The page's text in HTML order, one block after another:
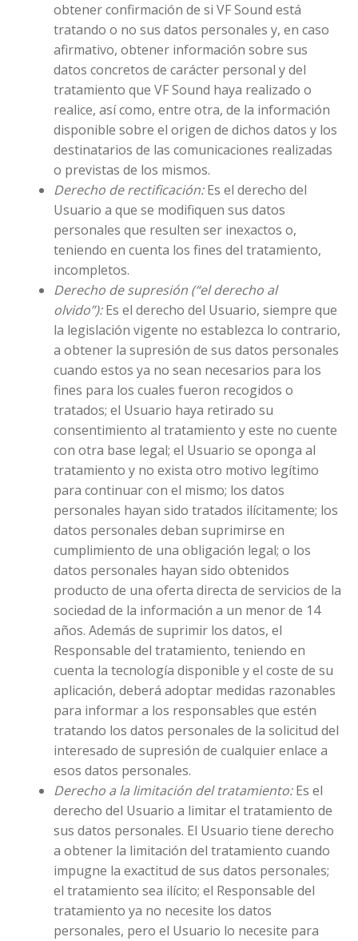
obtener confirmación de si VF Sound está
tratando o no sus datos personales y, en caso
afirmativo, obtener información sobre sus
datos concretos de carácter personal y del
tratamiento que VF Sound haya realizado o
realice, así como, entre otra, de la información
disponible sobre el origen de dichos datos y los
destinatarios de las comunicaciones realizadas
o previstas de los mismos.
Derecho de rectificación:Es el derecho del
Usuario a que se modifiquen sus datos
personales que resulten ser inexactos o,
teniendo en cuenta los fines del tratamiento,
incompletos.
Derecho de supresión (“el derecho al
olvido”):Es el derecho del Usuario, siempre que
la legislación vigente no establezca lo contrario,
a obtener la supresión de sus datos personales
cuando estos ya no sean necesarios para los
fines para los cuales fueron recogidos o
tratados; el Usuario haya retirado su
consentimiento al tratamiento y este no cuente
con otra base legal; el Usuario se oponga al
tratamiento y no exista otro motivo legítimo
para continuar con el mismo; los datos
personales hayan sido tratados ilícitamente; los
datos personales deban suprimirse en
cumplimiento de una obligación legal; o los
datos personales hayan sido obtenidos
producto de una oferta directa de servicios de la
sociedad de la información a un menor de 14
años. Además de suprimir los datos, el
Responsable del tratamiento, teniendo en
cuenta la tecnología disponible y el coste de su
aplicación, deberá adoptar medidas razonables
para informar a los responsables que estén
tratando los datos personales de la solicitud del
interesado de supresión de cualquier enlace a
esos datos personales.
Derecho a la limitación del tratamiento:Es el
derecho del Usuario a limitar el tratamiento de
sus datos personales. El Usuario tiene derecho
a obtener la limitación del tratamiento cuando
impugne la exactitud de sus datos personales;
el tratamiento sea ilícito; el Responsable del
tratamiento ya no necesite los datos
personales, pero el Usuario lo necesite para